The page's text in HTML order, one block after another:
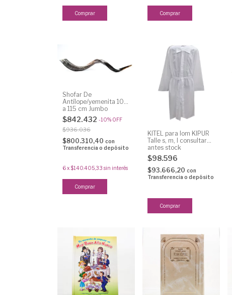
Shofar De
Antílope/yemenita 106
a 115 cm Jumbo
$842.432 -10% OFF
$936.036
$800.310,40 con
Transferencia o depósito
6x$140.405,33 sin interés
KITEL para Iom KIPUR
Talle s, m, l consultar
antes stock
$98.596
$93.666,20 con
Transferencia o depósito